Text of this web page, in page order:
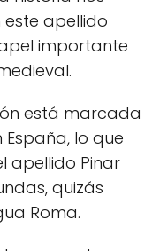
apellido
importante
está marcada
lo que
apellido Pinar
quizás
Roma.